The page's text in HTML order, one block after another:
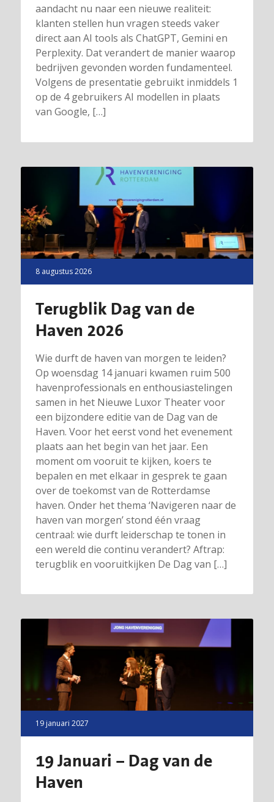
aandacht nu naar een nieuwe realiteit:
klanten stellen hun vragen steeds vaker
direct aan AI tools als ChatGPT, Gemini en
Perplexity. Dat verandert de manier waarop
bedrijven gevonden worden fundamenteel.
Volgens de presentatie gebruikt inmiddels 1
op de 4 gebruikers AI modellen in plaats
van Google, […]
8 augustus 2026
Terugblik Dag van de
Haven 2026
Wie durft de haven van morgen te leiden?
Op woensdag 14 januari kwamen ruim 500
havenprofessionals en enthousiastelingen
samen in het Nieuwe Luxor Theater voor
een bijzondere editie van de Dag van de
Haven. Voor het eerst vond het evenement
plaats aan het begin van het jaar. Een
moment om vooruit te kijken, koers te
bepalen en met elkaar in gesprek te gaan
over de toekomst van de Rotterdamse
haven. Onder het thema ‘Navigeren naar de
haven van morgen’ stond één vraag
centraal: wie durft leiderschap te tonen in
een wereld die continu verandert? Aftrap:
terugblik en vooruitkijken De Dag van […]
19 januari 2027
19 Januari – Dag van de
Haven